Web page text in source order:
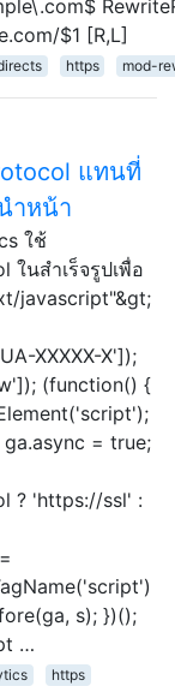
$1 [R,L]
https mod-
แทนที่
ำหน้า
ใช้
ในสำเร็จรูปเพื่อ
javascript"&gt;
XXXXX-X']);
(function() {
= true;
? 'https://ssl' :
s); })();
…
https